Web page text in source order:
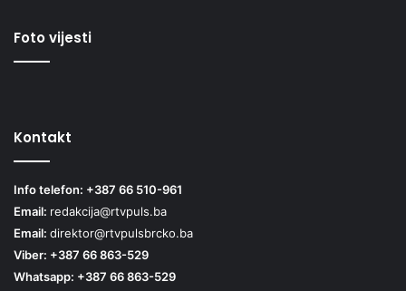
Foto vijesti
Kontakt
Info telefon: +387 66 510-961
Email: redakcija@rtvpuls.ba
Email: direktor@rtvpulsbrcko.ba
Viber: +387 66 863-529
Whatsapp: +387 66 863-529